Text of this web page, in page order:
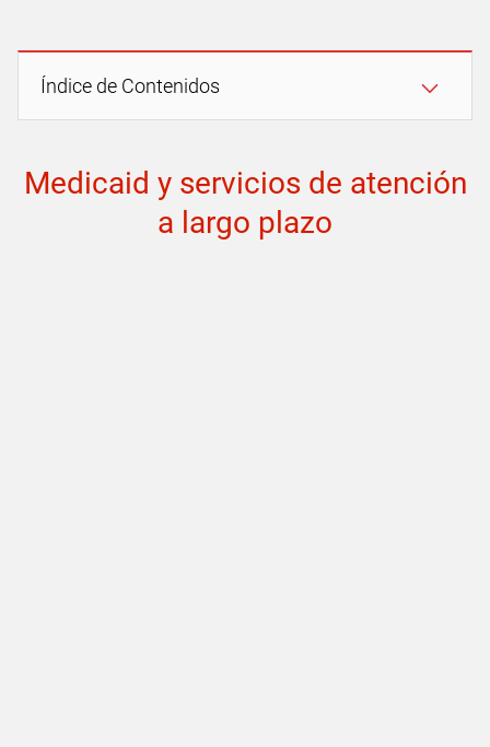
Índice de Contenidos
Medicaid y servicios de atención
a largo plazo